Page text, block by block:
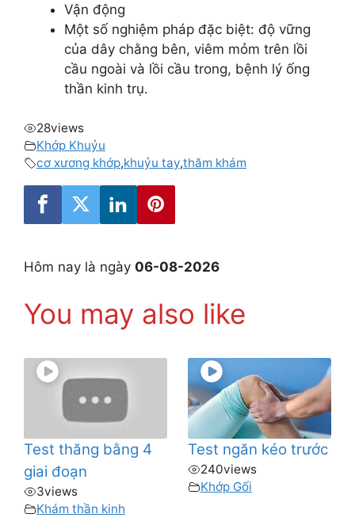
Vận động
Một số nghiệm pháp đặc biệt: độ vững
của dây chằng bên, viêm mỏm trên lồi
cầu ngoài và lồi cầu trong, bệnh lý ống
thần kinh trụ.
28views
Khớp Khuỷu
cơ xương khớp,khuỷu tay,thăm khám
Hôm nay là ngày 06-08-2026
You may also like
Test thăng bằng 4
giai đoạn
3views
Khám thần kinh
Test ngăn kéo trước
240views
Khớp Gối